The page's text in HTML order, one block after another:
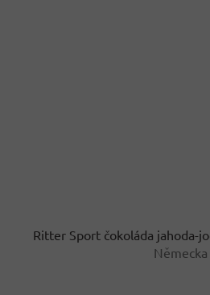
Ritter Sport čokoláda jahoda-
Německa